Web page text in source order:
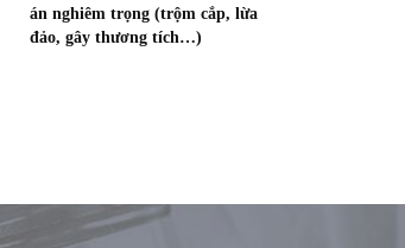
án nghiêm trọng (trộm cắp, lừa
đảo, gây thương tích…)